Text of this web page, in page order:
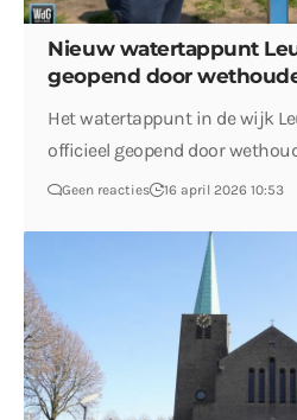
Nieuw watertappunt
geopend door
Het watertappunt in de wijk
officieel geopend door
Geen reacties 16 april 2026 10:53